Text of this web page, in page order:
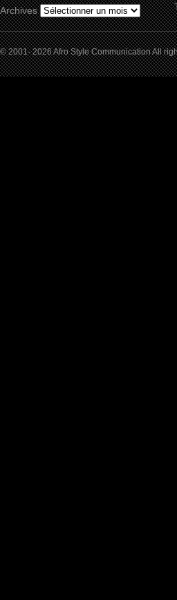
Archives
© 2001- 2026 Afro Style Communication All